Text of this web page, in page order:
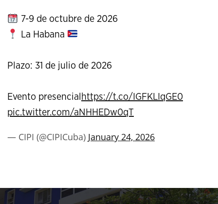
7-9 de octubre de 2026
La Habana
Plazo: 31 de julio de 2026
Evento presencial https://t.co/IGFKLIqGE0
pic.twitter.com/aNHHEDw0qT
— CIPI (@CIPICuba) January 24, 2026